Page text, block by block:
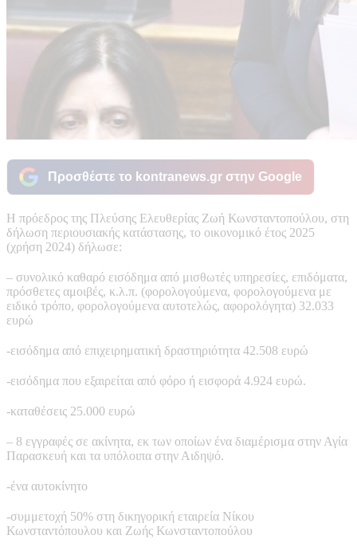
Προσθέστε το kontranews.gr στην Google
Η πρόεδρος της Πλεύσης Ελευθερίας Ζωή Κωνσταντοπούλου, στη
δήλωση περιουσιακής κατάστασης, το οικονομικό έτος 2025
(χρήση 2024) δήλωσε:
– συνολικό καθαρό εισόδημα από μισθωτές υπηρεσίες, επιδόματα,
πρόσθετες αμοιβές, κ.λ.π. (φορολογούμενα, φορολογούμενα με
ειδικό τρόπο, φορολογούμενα αυτοτελώς, αφορολόγητα) 32.033
ευρώ
-εισόδημα από επιχειρηματική δραστηριότητα 42.508 ευρώ
-εισόδημα που εξαιρείται από φόρο ή εισφορά 4.924 ευρώ.
-καταθέσεις 25.000 ευρώ
– 8 εγγραφές σε ακίνητα, εκ των οποίων ένα διαμέρισμα στην Αγία
Παρασκευή και τα υπόλοιπα στην Αιδηψό.
-ένα αυτοκίνητο
-συμμετοχή 50% στη δικηγορική εταιρεία Νίκου
Κωνσταντόπουλου και Ζωής Κωνσταντοπούλου